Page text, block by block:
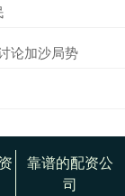
论加沙局势
靠谱的配资公
司